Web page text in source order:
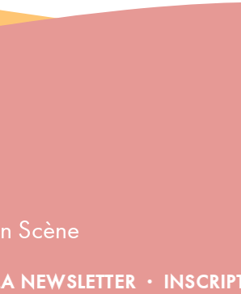
Scène
• INSCRIPTION À